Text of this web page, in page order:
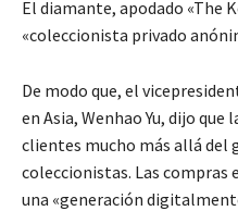
El diamante, apodado «The
«coleccionista privado
De modo que, el
en Asia, Wenhao Yu, dijo
clientes mucho más allá del
coleccionistas. Las
una «generación